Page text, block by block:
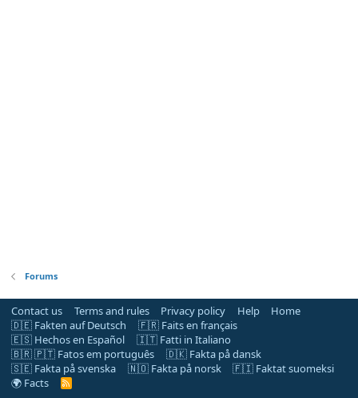
Forums
Contact us Terms and rules Privacy policy Help
Home
🇩🇪 Fakten auf Deutsch
🇫🇷 Faits en français
🇪🇸 Hechos en Español
🇮🇹 Fatti in Italiano
🇧🇷 🇵🇹 Fatos em português
🇩🇰 Fakta på dansk
🇸🇪 Fakta på svenska
🇳🇴 Fakta på norsk
🇫🇮 Faktat suomeksi
🌍 Facts
R